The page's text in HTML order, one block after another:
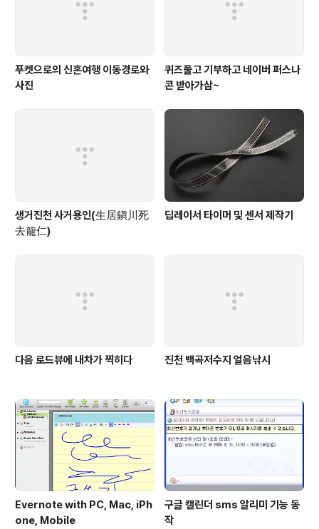
푸켓으로의 신혼여행 이동경로와
사진
퀴즈풀고 기부하고 네이버 퍼스나
콘 받아가삼~
생거진천 사거용인(生居鎭川死
去龍仁)
딥레이서 타이머 및 센서 제작기
다음 로드뷰에 내차가 찍히다 진천 백곡저수지 얼음낚시
Evernote with PC, Mac, iPh
one, Mobile
구글 캘린더 sms 알리미 기능 동
작